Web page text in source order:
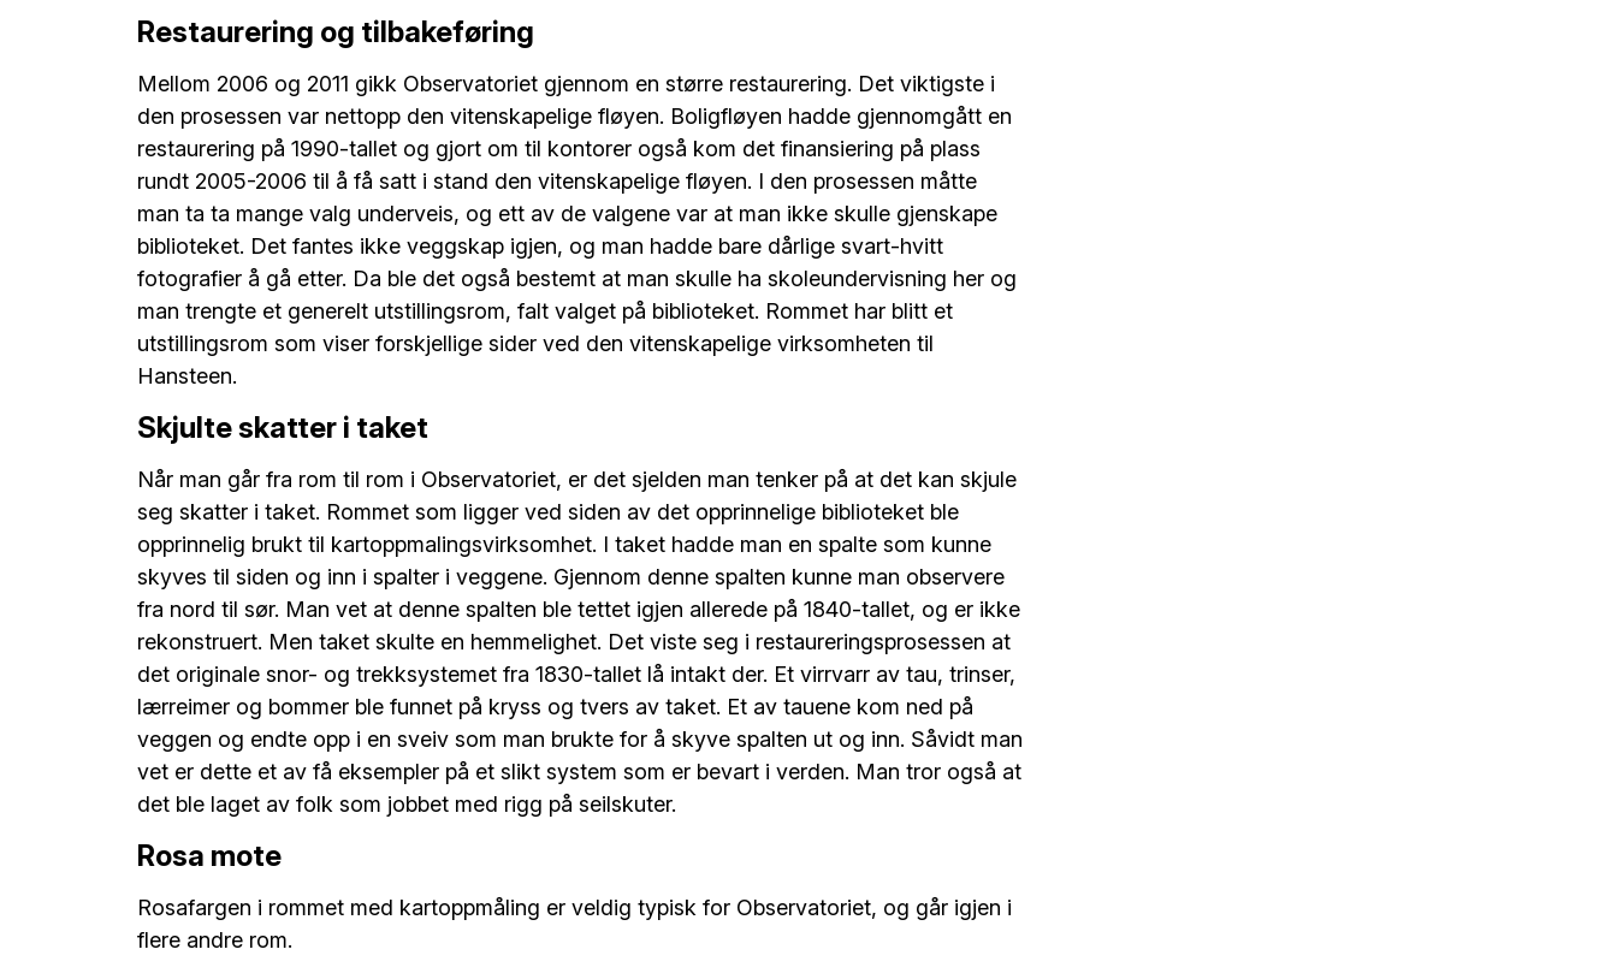
Restaurering og tilbakeføring
Mellom 2006 og 2011 gikk Observatoriet gjennom en større restaurering. Det viktigste i
den prosessen var nettopp den vitenskapelige fløyen. Boligfløyen hadde gjennomgått en
restaurering på 1990-tallet og gjort om til kontorer også kom det finansiering på plass
rundt 2005-2006 til å få satt i stand den vitenskapelige fløyen. I den prosessen måtte
man ta ta mange valg underveis, og ett av de valgene var at man ikke skulle gjenskape
biblioteket. Det fantes ikke veggskap igjen, og man hadde bare dårlige svart-hvitt
fotografier å gå etter. Da ble det også bestemt at man skulle ha skoleundervisning her og
man trengte et generelt utstillingsrom, falt valget på biblioteket. Rommet har blitt et
utstillingsrom som viser forskjellige sider ved den vitenskapelige virksomheten til
Hansteen.
Skjulte skatter i taket
Når man går fra rom til rom i Observatoriet, er det sjelden man tenker på at det kan skjule
seg skatter i taket. Rommet som ligger ved siden av det opprinnelige biblioteket ble
opprinnelig brukt til kartoppmalingsvirksomhet. I taket hadde man en spalte som kunne
skyves til siden og inn i spalter i veggene. Gjennom denne spalten kunne man observere
fra nord til sør. Man vet at denne spalten ble tettet igjen allerede på 1840-tallet, og er ikke
rekonstruert. Men taket skulte en hemmelighet. Det viste seg i restaureringsprosessen at
det originale snor- og trekksystemet fra 1830-tallet lå intakt der. Et virrvarr av tau, trinser,
lærreimer og bommer ble funnet på kryss og tvers av taket. Et av tauene kom ned på
veggen og endte opp i en sveiv som man brukte for å skyve spalten ut og inn. Såvidt man
vet er dette et av få eksempler på et slikt system som er bevart i verden. Man tror også at
det ble laget av folk som jobbet med rigg på seilskuter.
Rosa mote
Rosafargen i rommet med kartoppmåling er veldig typisk for Observatoriet, og går igjen i
flere andre rom.